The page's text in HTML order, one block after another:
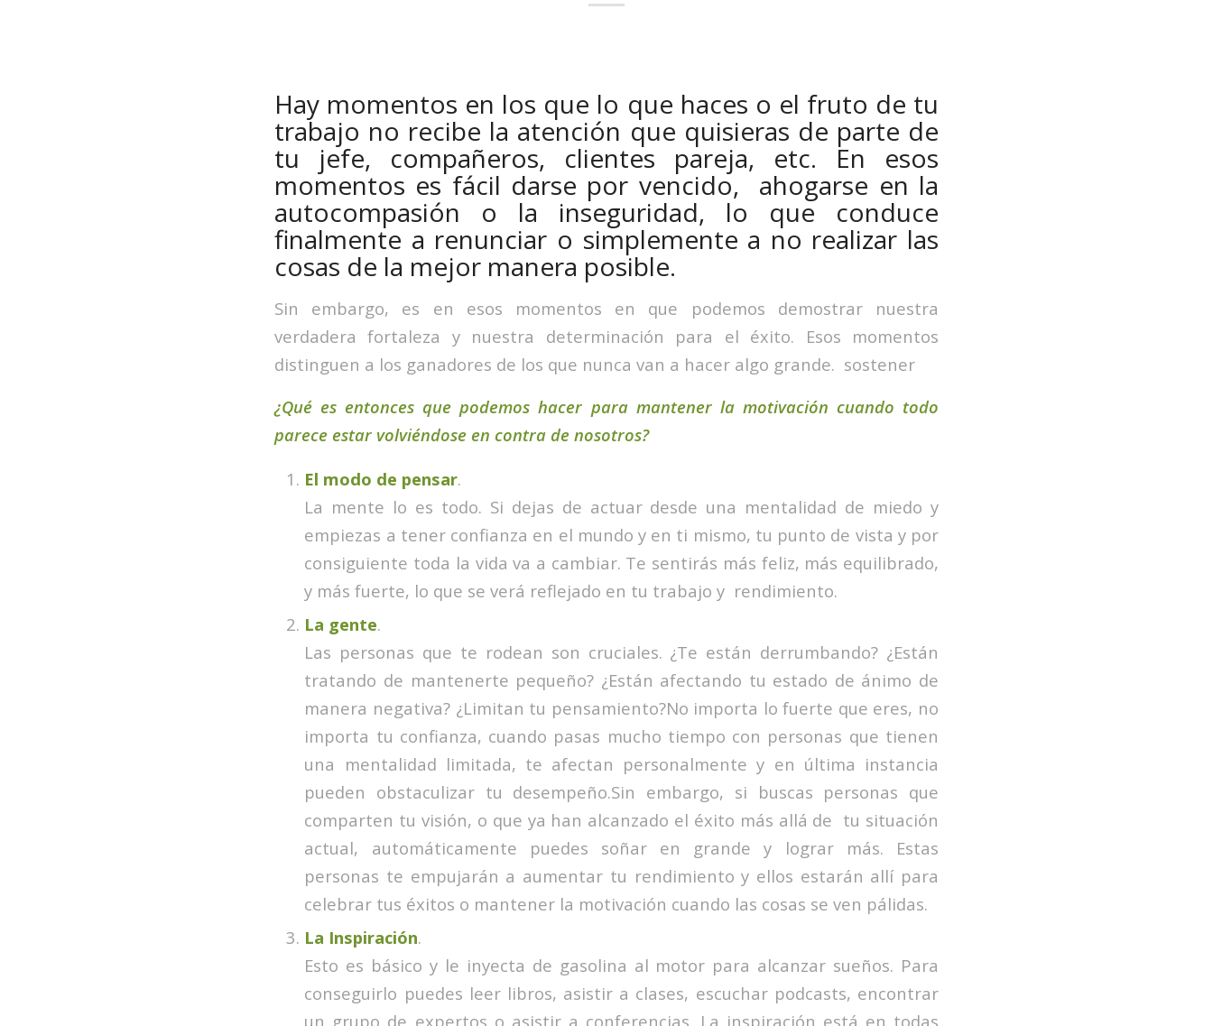
Hay momentos en los que lo que haces o el fruto de tu
trabajo no recibe la atención que quisieras de parte de
tu jefe, compañeros, clientes pareja, etc. En esos
momentos es fácil darse por vencido, ahogarse en la
autocompasión o la inseguridad, lo que conduce
finalmente a renunciar o simplemente a no realizar las
cosas de la mejor manera posible.
Sin embargo, es en esos momentos en que podemos demostrar nuestra
verdadera fortaleza y nuestra determinación para el éxito. Esos momentos
distinguen a los ganadores de los que nunca van a hacer algo grande. sostener
¿Qué es entonces que podemos hacer para mantener la motivación cuando todo
parece estar volviéndose en contra de nosotros?
El modo de pensar.
La mente lo es todo. Si dejas de actuar desde una mentalidad de miedo y
empiezas a tener confianza en el mundo y en ti mismo, tu punto de vista y por
consiguiente toda la vida va a cambiar. Te sentirás más feliz, más equilibrado,
y más fuerte, lo que se verá reflejado en tu trabajo y rendimiento.
La gente.
Las personas que te rodean son cruciales. ¿Te están derrumbando? ¿Están
tratando de mantenerte pequeño? ¿Están afectando tu estado de ánimo de
manera negativa? ¿Limitan tu pensamiento?No importa lo fuerte que eres, no
importa tu confianza, cuando pasas mucho tiempo con personas que tienen
una mentalidad limitada, te afectan personalmente y en última instancia
pueden obstaculizar tu desempeño.Sin embargo, si buscas personas que
comparten tu visión, o que ya han alcanzado el éxito más allá de tu situación
actual, automáticamente puedes soñar en grande y lograr más. Estas
personas te empujarán a aumentar tu rendimiento y ellos estarán allí para
celebrar tus éxitos o mantener la motivación cuando las cosas se ven pálidas.
La Inspiración.
Esto es básico y le inyecta de gasolina al motor para alcanzar sueños. Para
conseguirlo puedes leer libros, asistir a clases, escuchar podcasts, encontrar
un grupo de expertos o asistir a conferencias. La inspiración está en todas